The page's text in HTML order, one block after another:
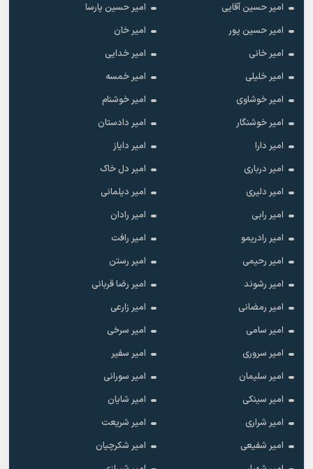
امیر حسین آقایی
امیر حسین پارسا
امیر حسین پور
امیر خان
امیر خانی
امیر خدایی
امیر خلیلی
امیر خمسه
امیر خوشاوی
امیر خوشنام
امیر خوشنگار
امیر دادستان
امیر دارا
امیر دایاز
امیر درباری
امیر دل خاک
امیر دلیری
امیر دیلمانی
امیر رابی
امیر رادان
امیر رادریمو
امیر رافت
امیر رحیمی
امیر رستن
امیر رشوند
امیر رضا قربانی
امیر رمضانی
امیر زارعی
امیر سامی
امیر سرخی
امیر سروری
امیر سفیر
امیر سلیمان
امیر سورانی
امیر سینکی
امیر شایان
امیر شراری
امیر شریعت
امیر شفیعی
امیر شکرچیان